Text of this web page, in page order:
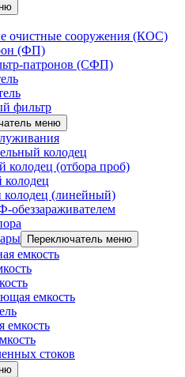
очистные сооружения (КОС)
(ФП)
патронов (СФП)
фильтр
меню
колодец
колодец (отбора проб)
(линейный)
обеззараживателем
Переключатель меню
емкость
емкость
емкость
стоков